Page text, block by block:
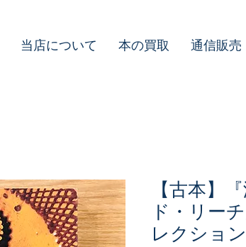
当店について 本の買取 通信販売
【古本】
ド・リー
レクショ